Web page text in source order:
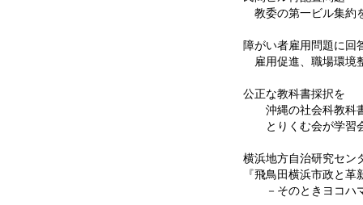
教委の第一ビル集約
障がい者雇用問題に回
雇用促進、職場環境
公正な教科書採択を
沖縄の社会科教科
とりくむ会が学習
横浜地方自治研究セン
『飛鳥田横浜市政と革
－そのときヨコハ